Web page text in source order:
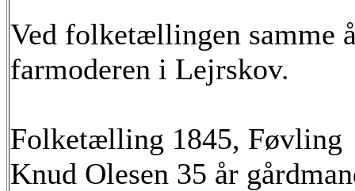
Ved folketællingen samme
farmoderen i Lejrskov.
Folketælling 1845, Føvling
Knud Olesen 35 år